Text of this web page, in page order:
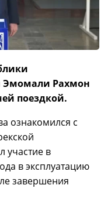
Эмомали Рахмон
поездкой.
ознакомился с
участие в
в эксплуатацию
завершения